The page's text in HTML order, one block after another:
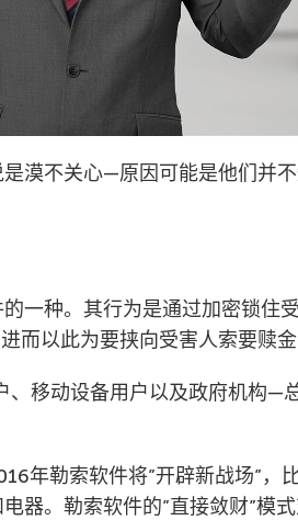
漠不关心—原因可能是他们并
一种。其行为是通过加密锁住
而以此为要挟向受害人索要赎金
、移动设备用户以及政府机构—
年勒索软件将”开辟新战场”，
器。勒索软件的”直接敛财”模